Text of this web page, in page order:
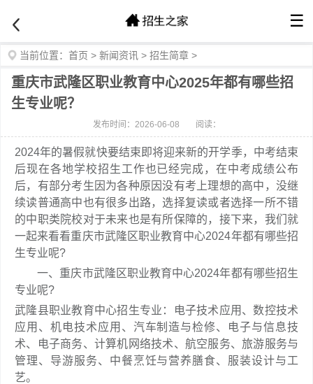
☰
当前位置： 首页 > 新闻资讯 > 招生简章 >
重庆市武隆区职业教育中心2025年都有哪些招
生专业呢？
发布时间：2026-06-08 阅读：
2024年的暑假就快要结束即将迎来新的开学季，中考结束
后现在各地学校招生工作也已经完成，在中考成绩公布
后，有部分考生因为各种原因没有考上理想的高中，没继
续读普通高中也有很多出路，选择复读或者选择一所不错
的中职类院校对于未来也是有所保障的，接下来，我们就
一起来看看重庆市武隆区职业教育中心2024年都有哪些招
生专业呢?
一、重庆市武隆区职业教育中心2024年都有哪些招生
专业呢?
武隆县职业教育中心招生专业：电子技术应用、数控技术
应用、机电技术应用、汽车制造与检修、电子与信息技
术、电子商务、计算机网络技术、航空服务、旅游服务与
管理、导游服务、中餐烹饪与营养膳食、服装设计与工
艺。